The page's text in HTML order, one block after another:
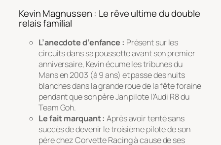
Kevin Magnussen : Le rêve ultime du double
relais familial
L’anecdote d’enfance : Présent sur les
circuits dans sa poussette avant son premier
anniversaire, Kevin écume les tribunes du
Mans en 2003 (à 9 ans) et passe des nuits
blanches dans la grande roue de la fête foraine
pendant que son père Jan pilote l’Audi R8 du
Team Goh.
Le fait marquant : Après avoir tenté sans
succès de devenir le troisième pilote de son
père chez Corvette Racing à cause de ses